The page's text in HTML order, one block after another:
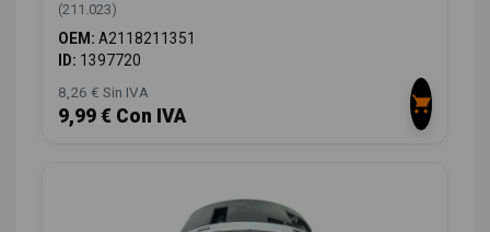
(211.023)
OEM: A2118211351
ID: 1397720
8,26 € Sin IVA
9,99 € Con IVA